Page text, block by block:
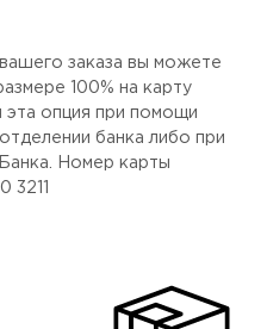
заказа вы можете
100% на карту
эта опция при помощи
банка либо при
Номер карты
3211